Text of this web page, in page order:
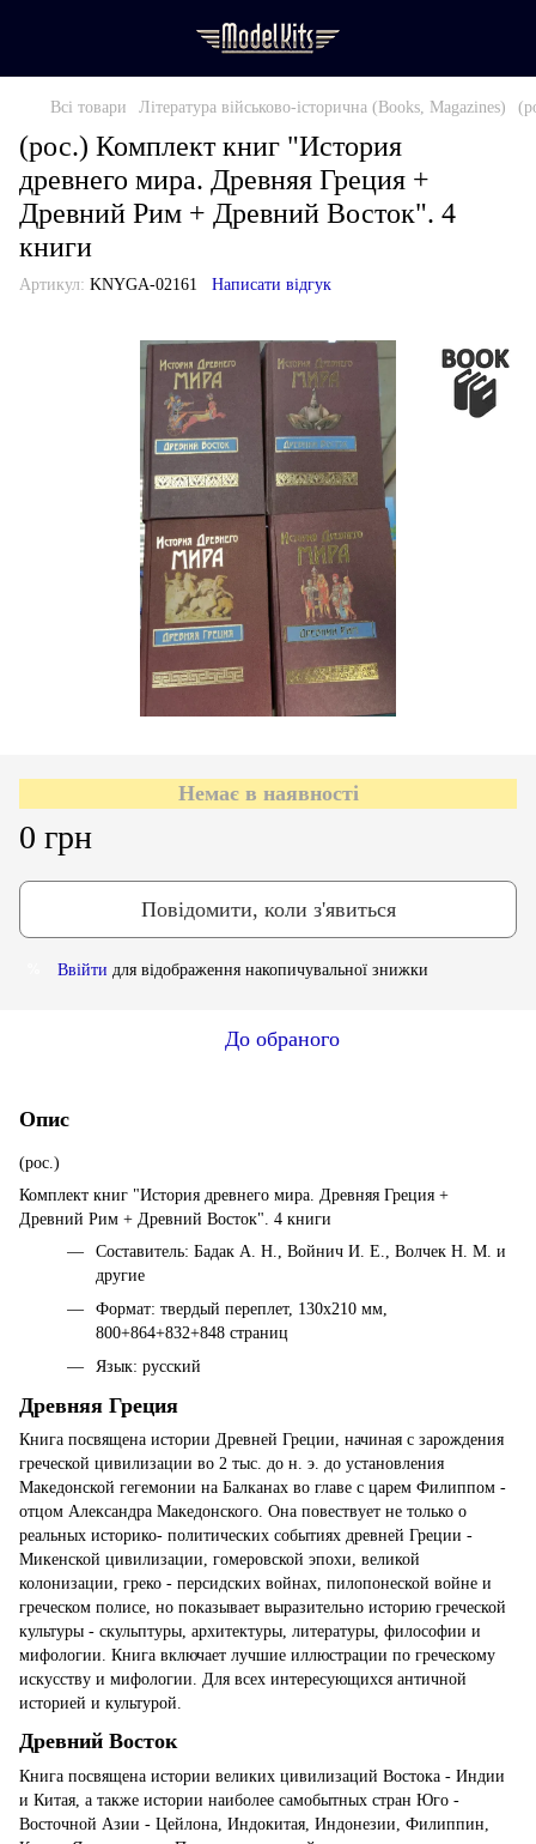
Всі товари Література військово-історична (Books, Magazines)
(рос.) Комплект книг "История
древнего мира. Древняя Греция +
Древний Рим + Древний Восток". 4
книги
Артикул: KNYGA-02161 Написати відгук
Немає в наявності
0 грн
Повідомити, коли з'явиться
Ввійти для відображення накопичувальної знижки
До обраного
Опис
(рос.)
Комплект книг "История древнего мира. Древняя Греция +
Древний Рим + Древний Восток". 4 книги
Составитель: Бадак А. Н., Войнич И. Е., Волчек Н. М. и
другие
Формат: твердый переплет, 130х210 мм,
800+864+832+848 страниц
Язык: русский
Древняя Греция
Книга посвящена истории Древней Греции, начиная с зарождения
греческой цивилизации во 2 тыс. до н. э. до установления
Македонской гегемонии на Балканах во главе с царем Филиппом -
отцом Александра Македонского. Она повествует не только о
реальных историко- политических событиях древней Греции -
Микенской цивилизации, гомеровской эпохи, великой
колонизации, греко - персидских войнах, пилопонеской войне и
греческом полисе, но показывает выразительно историю греческой
культуры - скульптуры, архитектуры, литературы, философии и
мифологии. Книга включает лучшие иллюстрации по греческому
искусству и мифологии. Для всех интересующихся античной
историей и культурой.
Древний Восток
Книга посвящена истории великих цивилизаций Востока - Индии
и Китая, а также истории наиболее самобытных стран Юго -
Восточной Азии - Цейлона, Индокитая, Индонезии, Филиппин,